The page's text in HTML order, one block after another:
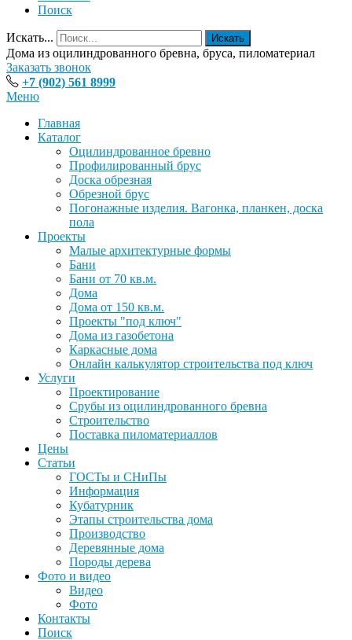
Поиск
Искать... Искать
Дома из оцилиндрованного бревна, бруса, пиломатериал
Заказать звонок
+7 (902) 561 8999
Меню
Главная
Каталог
Оцилиндрованное бревно
Профилированный брус
Доска обрезная
Обрезной брус
Погонажные изделия. Вагонка, планкен, доска
пола
Проекты
Малые архитектурные формы
Бани
Бани от 70 кв.м.
Дома
Дома от 150 кв.м.
Проекты "под ключ"
Дома из газобетона
Каркасные дома
Онлайн калькулятор строительства под ключ
Услуги
Проектирование
Срубы из оцилиндрованного бревна
Строительство
Поставка пиломатериаллов
Цены
Статьи
ГОСТы и СНиПы
Информация
Кубатурник
Этапы строительства дома
Производство
Деревянные дома
Породы дерева
Фото и видео
Видео
Фото
Контакты
Поиск